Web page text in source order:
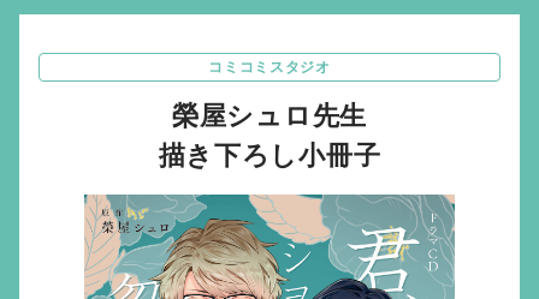
コミコミスタジオ
榮屋シュロ先生
描き下ろし小冊子